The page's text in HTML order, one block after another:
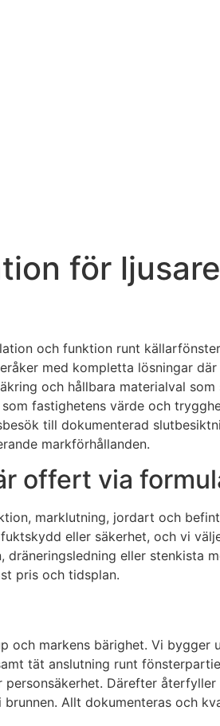
för
och funktion runt
med kompletta lösningar
och hållbara materialval
fastighetens värde och
till dokumenterad
markförhållanden.
offert via
marklutning, jordart och
eller säkerhet, och vi
eller stenkista
pris och tidsplan.
markens bärighet. Vi bygger
tät anslutning runt
Därefter
Allt dokumenteras och